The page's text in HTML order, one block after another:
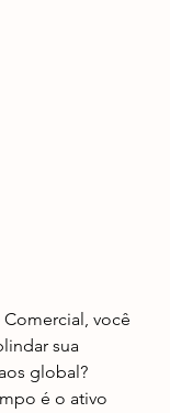
Comercial, você
sua
global?
é o ativo